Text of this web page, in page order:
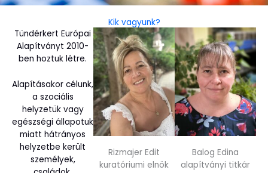
Kik vagyunk?
Tündérkert Európai
Alapítványt 2010-
ben hoztuk létre.
Alapításakor célunk,
a szociális
helyzetük vagy
egészségi állapotuk
miatt hátrányos
helyzetbe került
személyek,
Rizmajer Edit
kuratóriumi elnök
Balog Edina
alapítványi titkár